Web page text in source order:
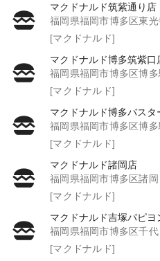
マクドナルド筑紫通り店
福岡県福岡市博多区東
[マクドナルド]
マクドナルド博多筑紫口
福岡県福岡市博多区博
[マクドナルド]
マクドナルド博多バスタ
福岡県福岡市博多区博
[マクドナルド]
マクドナルド諸岡店
福岡県福岡市博多区諸岡
[マクドナルド]
マクドナルド吉塚パピヨ
福岡県福岡市博多区千代
[マクドナルド]